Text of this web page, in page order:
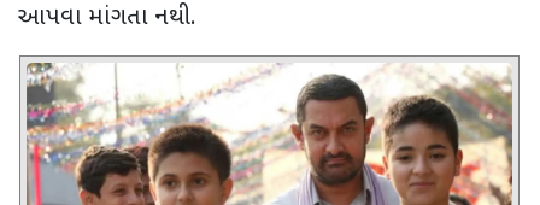
આપવા માંગતા નથી.